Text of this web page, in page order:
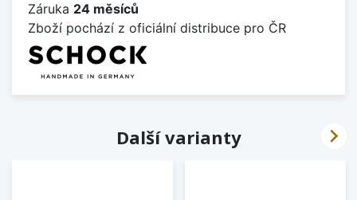
Záruka 24 měsíců
Zboží pochází z oficiální distribuce pro ČR
Další varianty 